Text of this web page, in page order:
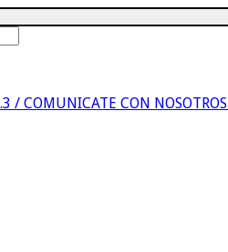
/ COMUNICATE CON NOSOTROS